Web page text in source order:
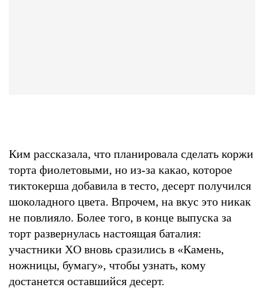
Ким рассказала, что планировала сделать коржи
торта фиолетовыми, но из-за какао, которое
тиктокерша добавила в тесто, десерт получился
шоколадного цвета. Впрочем, на вкус это никак
не повлияло. Более того, в конце выпуска за
торт развернулась настоящая баталия:
участники XO вновь сразились в «Камень,
ножницы, бумагу», чтобы узнать, кому
достанется оставшийся десерт.